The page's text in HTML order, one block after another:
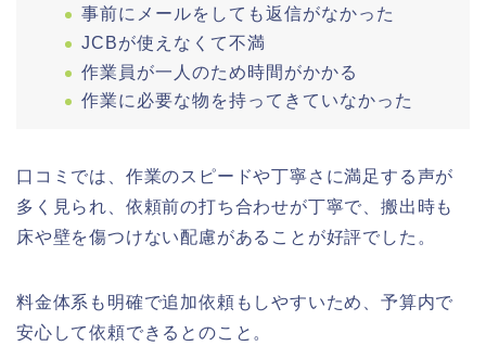
事前にメールをしても返信がなかった
JCBが使えなくて不満
作業員が一人のため時間がかかる
作業に必要な物を持ってきていなかった
口コミでは、作業のスピードや丁寧さに満足する声が
多く見られ、依頼前の打ち合わせが丁寧で、搬出時も
床や壁を傷つけない配慮があることが好評でした。
料金体系も明確で追加依頼もしやすいため、予算内で
安心して依頼できるとのこと。